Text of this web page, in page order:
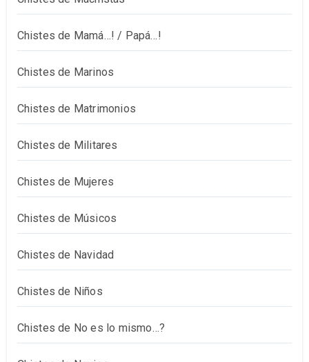
Chistes de Mamá…! / Papá…!
Chistes de Marinos
Chistes de Matrimonios
Chistes de Militares
Chistes de Mujeres
Chistes de Músicos
Chistes de Navidad
Chistes de Niños
Chistes de No es lo mismo…?